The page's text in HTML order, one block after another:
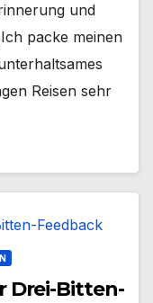
und
packe meinen
Reisen sehr
Drei-Bitten-